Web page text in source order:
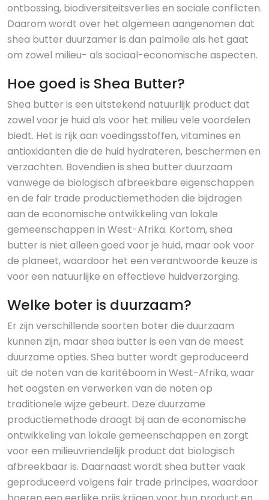
ontbossing, biodiversiteitsverlies en sociale conflicten.
Daarom wordt over het algemeen aangenomen dat
shea butter duurzamer is dan palmolie als het gaat
om zowel milieu- als sociaal-economische aspecten.
Hoe goed is Shea Butter?
Shea butter is een uitstekend natuurlijk product dat
zowel voor je huid als voor het milieu vele voordelen
biedt. Het is rijk aan voedingsstoffen, vitamines en
antioxidanten die de huid hydrateren, beschermen en
verzachten. Bovendien is shea butter duurzaam
vanwege de biologisch afbreekbare eigenschappen
en de fair trade productiemethoden die bijdragen
aan de economische ontwikkeling van lokale
gemeenschappen in West-Afrika. Kortom, shea
butter is niet alleen goed voor je huid, maar ook voor
de planeet, waardoor het een verantwoorde keuze is
voor een natuurlijke en effectieve huidverzorging.
Welke boter is duurzaam?
Er zijn verschillende soorten boter die duurzaam
kunnen zijn, maar shea butter is een van de meest
duurzame opties. Shea butter wordt geproduceerd
uit de noten van de karitéboom in West-Afrika, waar
het oogsten en verwerken van de noten op
traditionele wijze gebeurt. Deze duurzame
productiemethode draagt bij aan de economische
ontwikkeling van lokale gemeenschappen en zorgt
voor een milieuvriendelijk product dat biologisch
afbreekbaar is. Daarnaast wordt shea butter vaak
geproduceerd volgens fair trade principes, waardoor